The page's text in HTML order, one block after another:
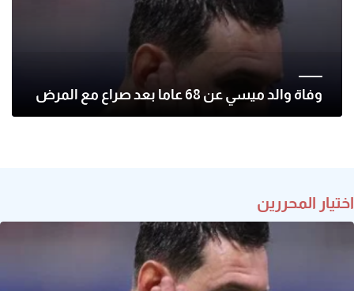
وفاة والد ميسي عن 68 عاما بعد صراع مع المرض
اختيار المحررين